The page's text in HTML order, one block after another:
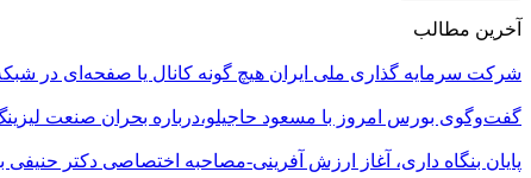
آخرین مطالب
شرکت سرمایه گذاری ملی ایران هیچ گونه کانال یا صفحه‌ای در
گفت‌وگوی بورس امروز با مسعود حاجیلو،درباره بحران صنعت
پایان بنگاه داری، آغاز ارزش آفرینی-مصاحبه اختصاصی دکتر حنیفی